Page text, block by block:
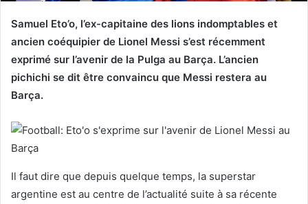
Samuel Eto’o, l’ex-capitaine des lions indomptables et
ancien coéquipier de Lionel Messi s’est récemment
exprimé sur l’avenir de la Pulga au Barça. L’ancien
pichichi se dit être convaincu que Messi restera au
Barça.
Il faut dire que depuis quelque temps, la superstar
argentine est au centre de l’actualité suite à sa récente